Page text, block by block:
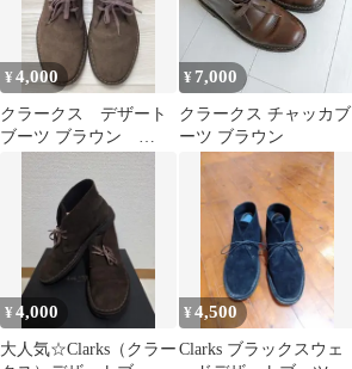
¥4,000
クラークス デザート
ブーツ ブラウン
¥ 7,000
クラークス チャッカブ
ーツ ブラウン
¥4,000
大人気☆Clarks（クラー
¥4,500
Clarks ブラックスウェ